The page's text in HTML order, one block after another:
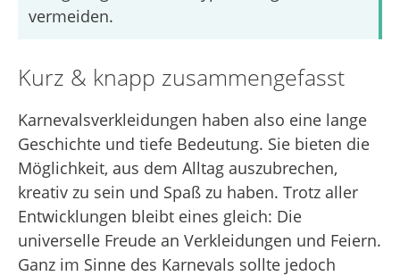
vermeiden.
Kurz & knapp zusammengefasst
Karnevalsverkleidungen haben also eine lange
Geschichte und tiefe Bedeutung. Sie bieten die
Möglichkeit, aus dem Alltag auszubrechen,
kreativ zu sein und Spaß zu haben. Trotz aller
Entwicklungen bleibt eines gleich: Die
universelle Freude an Verkleidungen und Feiern.
Ganz im Sinne des Karnevals sollte jedoch